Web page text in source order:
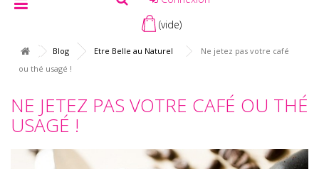
(vide)
Blog Etre Belle au Naturel
Ne jetez pas votre café
ou thé usagé !
NE JETEZ PAS VOTRE CAFÉ OU THÉ
USAGÉ !